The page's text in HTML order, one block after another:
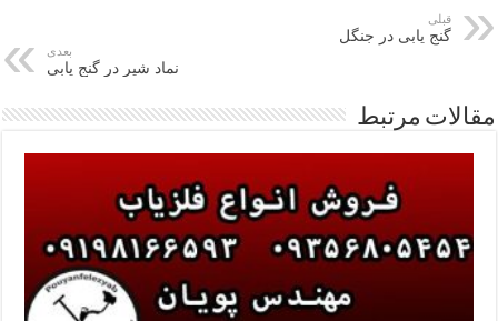
قبلی
گنج یابی در جنگل
بعدی
نماد شیر در گنج یابی
مقالات مرتبط